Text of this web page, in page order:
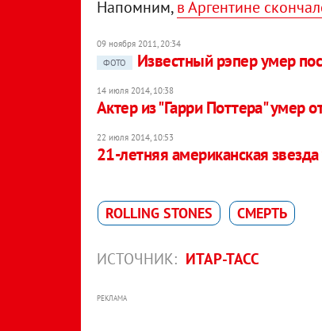
Напомним,в Аргентине
09 ноября 2011, 20:34
ФОТО
Известный рэпер умер
14 июля 2014, 10:38
Актер из "Гарри Поттера" умер
22 июля 2014, 10:53
21-летняя американская
ROLLING STONES СМЕРТЬ
ИСТОЧНИК: ИТАР-ТАСС
РЕКЛАМА